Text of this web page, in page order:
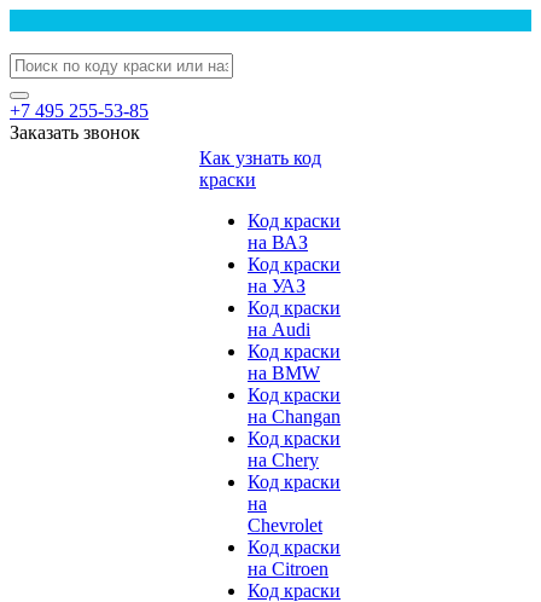
+7 495 255-53-85
Заказать звонок
Как узнать код
краски
Код краски
на ВАЗ
Код краски
на УАЗ
Код краски
на Audi
Код краски
на BMW
Код краски
на Changan
Код краски
на Chery
Код краски
на
Chevrolet
Код краски
на Citroen
Код краски